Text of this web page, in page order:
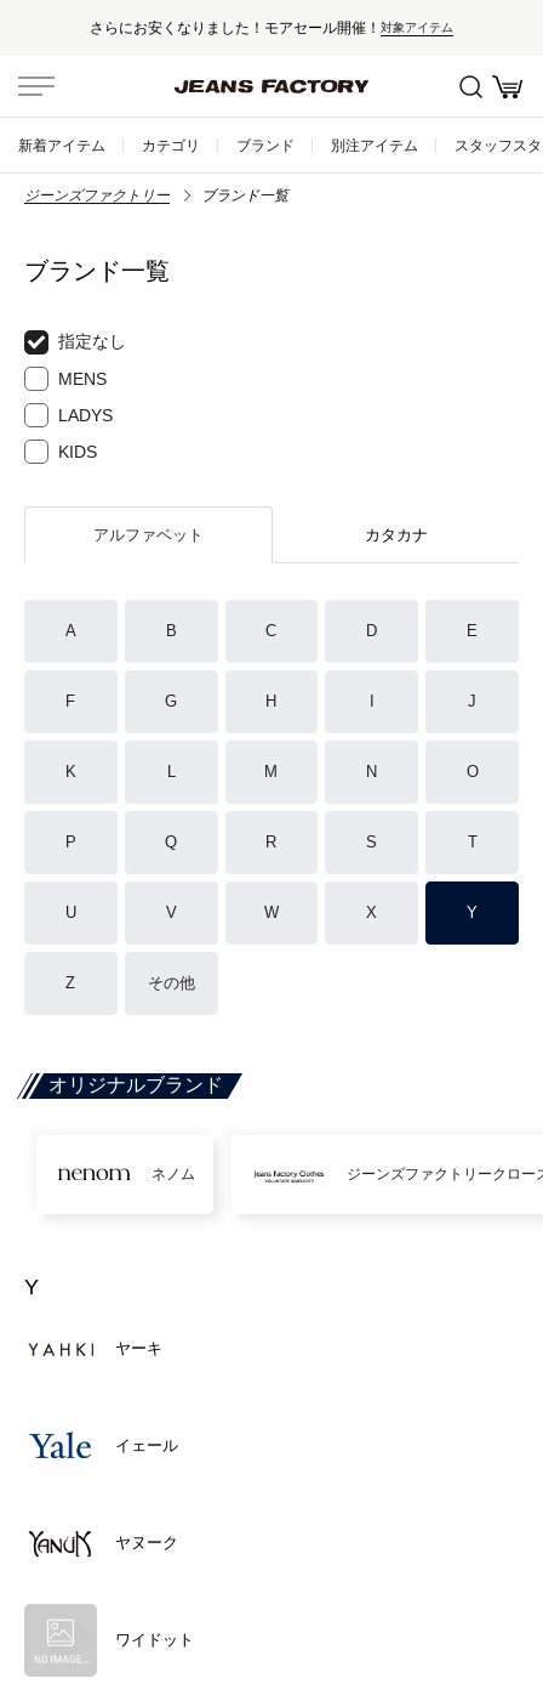
さらにお安くなりました！モアセール開催！ 対象アイテム
新着アイテム カテゴリ ブランド 別注アイテム スタッフス
ジーンズファクトリー ブランド一覧
ブランド一覧
指定なし
MENS
LADYS
KIDS
アルファベット カタカナ
A B C D E
F G H J
K L M N O
P Q R S T
U V W X Y
Z その他
オリジナルブランド
ネノム ジーンズファクトリークロー
Y
ヤーキ
イェール
ヤヌーク
ワイドット